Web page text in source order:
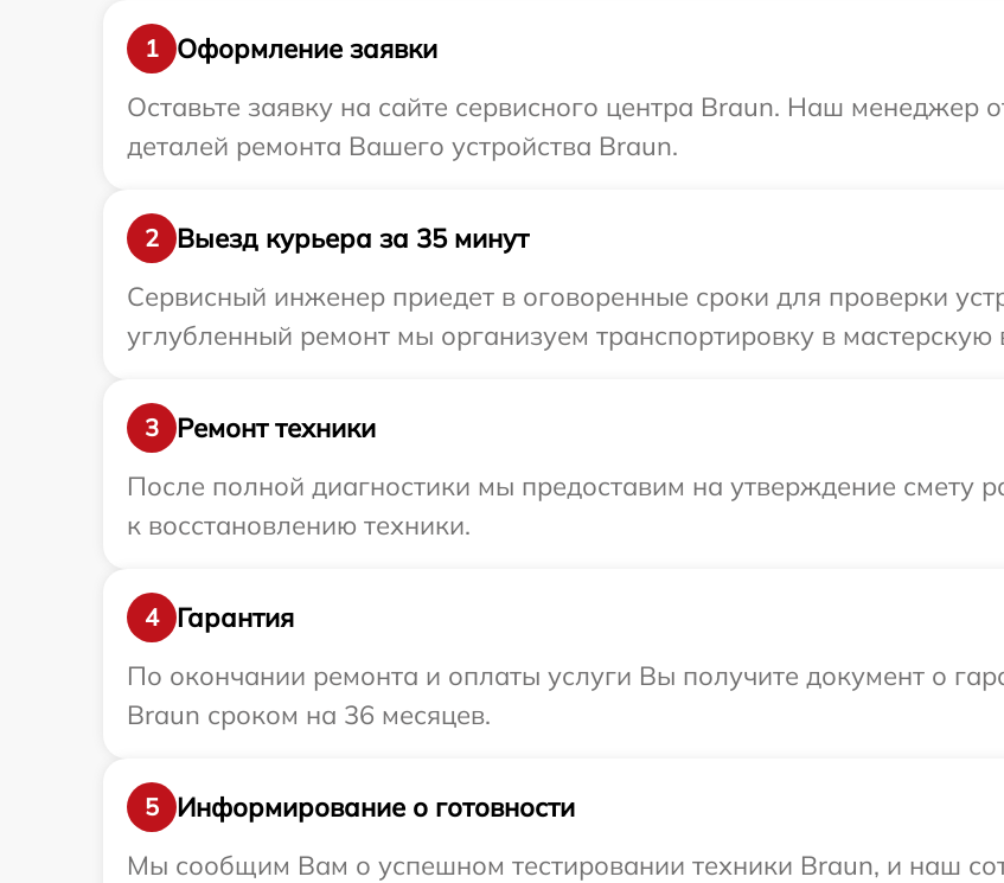
1
Оформление заявки
Оставьте заявку на сайте сервисного центра Braun. Наш менеджер
деталей ремонта Вашего устройства Braun.
2
Выезд курьера за 35 минут
Сервисный инженер приедет в оговоренные сроки для проверки
углубленный ремонт мы организуем транспортировку в мастерскую
3
Ремонт техники
После полной диагностики мы предоставим на утверждение смету
к восстановлению техники.
4
Гарантия
По окончании ремонта и оплаты услуги Вы получите документ о
Braun сроком на 36 месяцев.
5
Информирование о готовности
Мы сообщим Вам о успешном тестировании техники Braun, и наш